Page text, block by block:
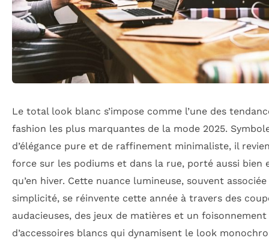
Le total look blanc s’impose comme l’une des
fashion les plus marquantes de la mode 2025.
d’élégance pure et de raffinement minimaliste, il
force sur les podiums et dans la rue, porté aussi bien
qu’en hiver. Cette nuance lumineuse, souvent
simplicité, se réinvente cette année à travers des
audacieuses, des jeux de matières et un foisonnement
d’accessoires blancs qui dynamisent le look